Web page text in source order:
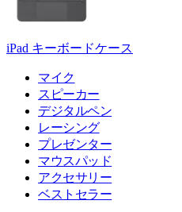
iPad キーボードケース
マイク
スピーカー
デジタルペン
レーシング
プレゼンター
マウスパッド
アクセサリー
ベストセラー